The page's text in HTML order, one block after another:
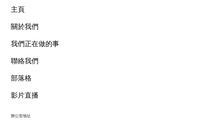
主頁
關於我們
我們正在做的事
聯絡我們
部落格
影片直播
辦公室地址